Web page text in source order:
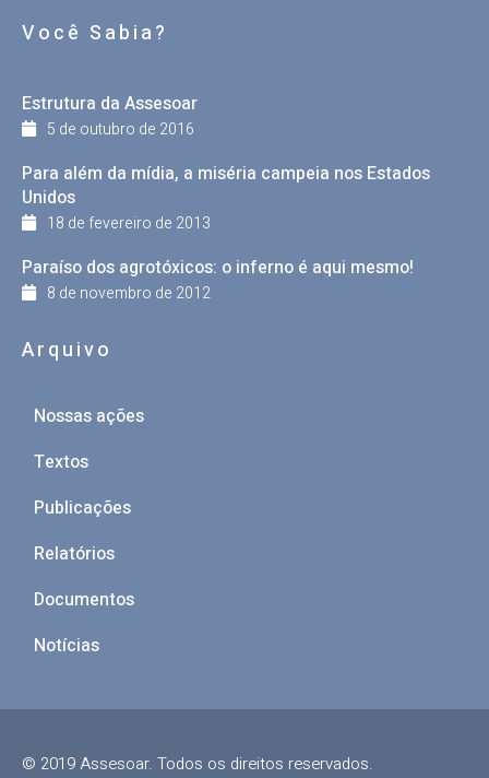
Você Sabia?
Estrutura da Assesoar
5 de outubro de 2016
Para além da mídia, a miséria campeia nos Estados
Unidos
18 de fevereiro de 2013
Paraíso dos agrotóxicos: o inferno é aqui mesmo!
8 de novembro de 2012
Arquivo
Nossas ações
Textos
Publicações
Relatórios
Documentos
Notícias
© 2019 Assesoar. Todos os direitos reservados.